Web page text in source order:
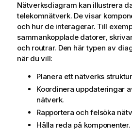
g
o
m
i
n
f
o
r
m
a
t
i
Nätverksdiagram kan illustrera
telekomnätverk. De visar
och hur de interagerar. Till
sammankopplade datorer,
och routrar. Den här typen av
när du vill:
Planera ett nätverks
Koordinera uppdateringar
nätverk.
Rapportera och felsöka
Hålla reda på komponenter.